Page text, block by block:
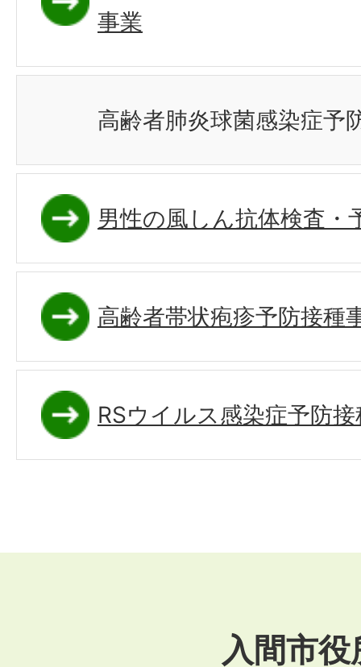
事業
高齢者肺炎球菌感染症予
男性の風しん抗体検査・
高齢者帯状疱疹予防接種
RSウイルス感染症予防
入間市役